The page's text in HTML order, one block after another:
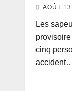
AOÛT
Les
cinq